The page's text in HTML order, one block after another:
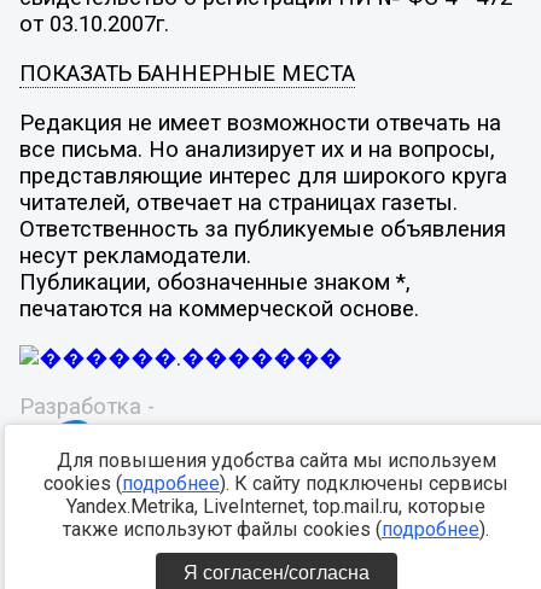
от 03.10.2007г.
ПОКАЗАТЬ БАННЕРНЫЕ МЕСТА
Редакция не имеет возможности отвечать на
все письма. Но анализирует их и на вопросы,
представляющие интерес для широкого круга
читателей, отвечает на страницах газеты.
Ответственность за публикуемые объявления
несут рекламодатели.
Публикации, обозначенные знаком *,
печатаются на коммерческой основе.
Разработка -
Для повышения удобства сайта мы используем
cookies (подробнее). К сайту подключены сервисы
Yandex.Metrika, LiveInternet, top.mail.ru, которые
также используют файлы cookies (подробнее).
Я согласен/согласна